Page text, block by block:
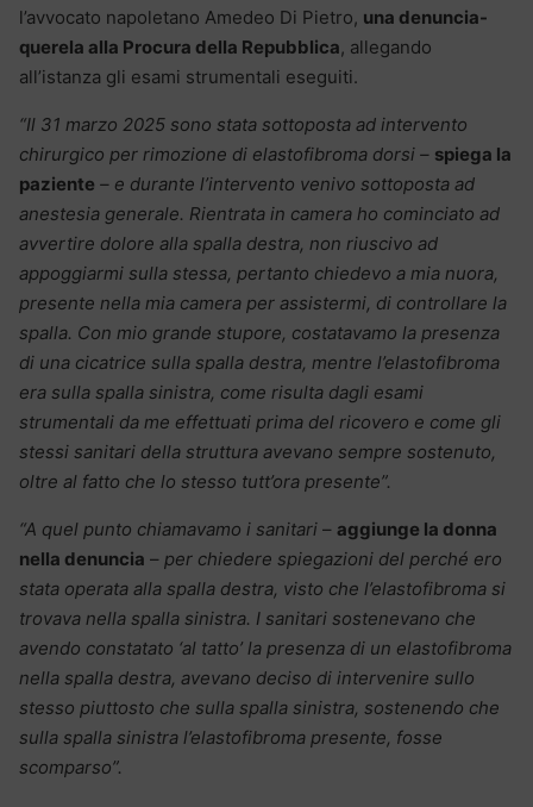
l’avvocato napoletano Amedeo Di Pietro, una denuncia-
querela alla Procura della Repubblica, allegando
all’istanza gli esami strumentali eseguiti.
“Il 31 marzo 2025 sono stata sottoposta ad intervento
chirurgico per rimozione di elastofibroma dorsi – spiega la
paziente – e durante l’intervento venivo sottoposta ad
anestesia generale. Rientrata in camera ho cominciato ad
avvertire dolore alla spalla destra, non riuscivo ad
appoggiarmi sulla stessa, pertanto chiedevo a mia nuora,
presente nella mia camera per assistermi, di controllare la
spalla. Con mio grande stupore, costatavamo la presenza
di una cicatrice sulla spalla destra, mentre l’elastofibroma
era sulla spalla sinistra, come risulta dagli esami
strumentali da me effettuati prima del ricovero e come gli
stessi sanitari della struttura avevano sempre sostenuto,
oltre al fatto che lo stesso tutt’ora presente”.
“A quel punto chiamavamo i sanitari – aggiunge la donna
nella denuncia – per chiedere spiegazioni del perché ero
stata operata alla spalla destra, visto che l’elastofibroma si
trovava nella spalla sinistra. I sanitari sostenevano che
avendo constatato ‘al tatto’ la presenza di un elastofibroma
nella spalla destra, avevano deciso di intervenire sullo
stesso piuttosto che sulla spalla sinistra, sostenendo che
sulla spalla sinistra l’elastofibroma presente, fosse
scomparso”.